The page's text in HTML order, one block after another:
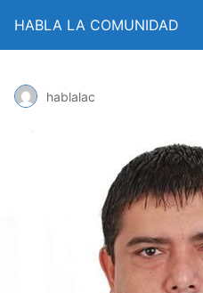
HABLA LA COMUNIDAD
hablalac